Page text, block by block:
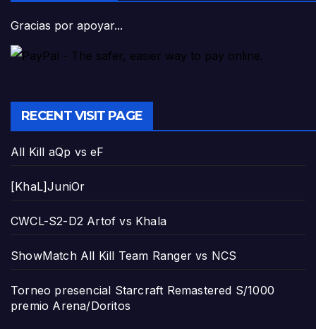
Gracias por apoyar...
RECENT VISIT PAGE
All Kill aQp vs eF
[KhaL]JuniOr
CWCL-S2-D2 Artof vs Khala
ShowMatch All Kill Team Ranger vs NCS
Torneo presencial Starcraft Remastered S/1000
premio Arena/Doritos